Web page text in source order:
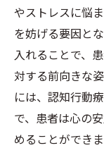
やストレスに悩
を妨げる要因と
入れることで、
対する前向きな
には、認知行動
で、患者は心の
めることができ